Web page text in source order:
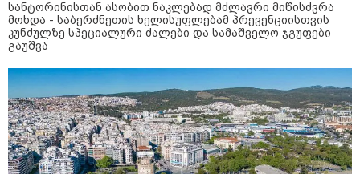
სანტორინისთან ასობით ნაკლებად მძლავრი მიწისძვრა
მოხდა - საბერძნეთის ხელისუფლებამ პრევენციისთვის
კუნძულზე სპეციალური ძალები და სამაშველო ჯგუფები
გაუშვა